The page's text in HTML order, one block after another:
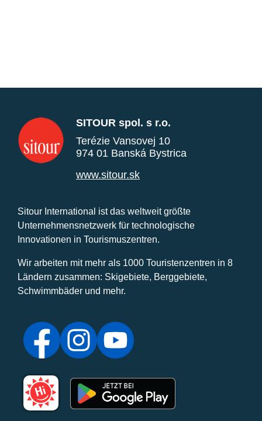
SITOUR spol. s r.o.
Terézie Vansovej 10
974 01 Banská Bystrica
www.sitour.sk
Sitour International ist das weltweit größte
Unternehmensnetzwerk für technologische
Innovationen in Tourismuszentren.
Wir arbeiten mit mehr als 1000 Touristenzentren in 8
Ländern zusammen: Skigebiete, Berggebiete,
Schwimmbäder und mehr.